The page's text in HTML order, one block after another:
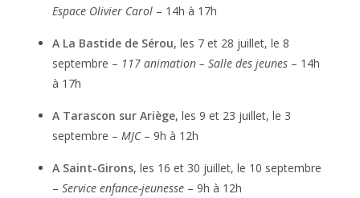
Espace Olivier Carol – 14h à 17h
A La Bastide de Sérou, les 7 et 28 juillet, le 8
septembre – 117 animation – Salle des jeunes– 14h
à 17h
A Tarascon sur Ariège, les 9 et 23 juillet, le 3
septembre – MJC– 9h à 12h
A Saint-Girons, les 16 et 30 juillet, le 10 septembre
– Service enfance-jeunesse– 9h à 12h